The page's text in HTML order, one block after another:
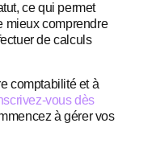
ce qui permet
mieux comprendre
de calculs
comptabilité et à
vous dès
à gérer vos